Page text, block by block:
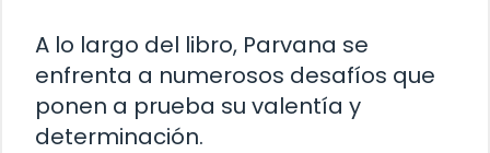
A lo largo del libro, Parvana se
enfrenta a numerosos desafíos que
ponen a prueba su valentía y
determinación.